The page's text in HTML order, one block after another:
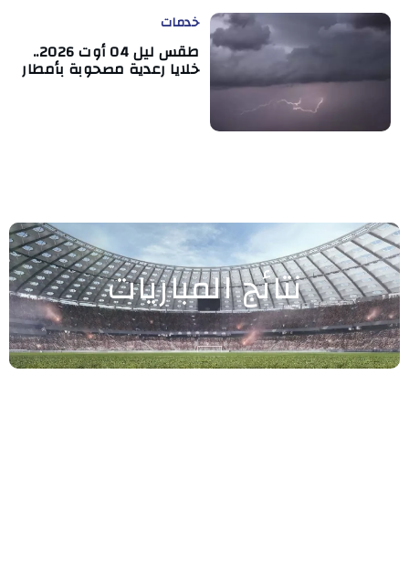
خدمات
طقس ليل 04 أوت 2026..
خلايا رعدية مصحوبة بأمطار
نتائج المباريات